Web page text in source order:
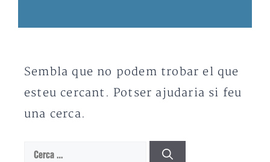
Sembla que no podem trobar el que
esteu cercant. Potser ajudaria si feu
una cerca.
Cerca: